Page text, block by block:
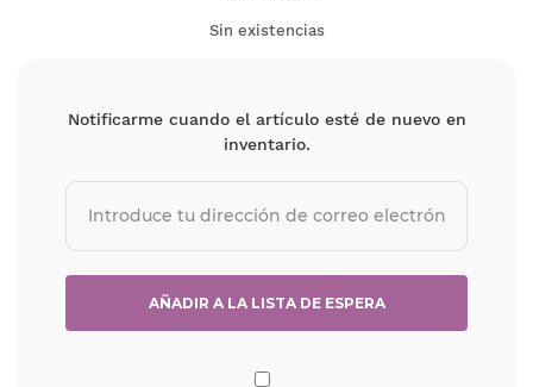
Sin existencias
Notificarme cuando el artículo esté de nuevo en
inventario.